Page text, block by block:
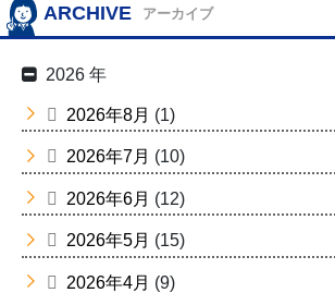
ARCHIVE アーカイブ
2026 年
2026年8月 (1)
2026年7月 (10)
2026年6月 (12)
2026年5月 (15)
2026年4月 (9)